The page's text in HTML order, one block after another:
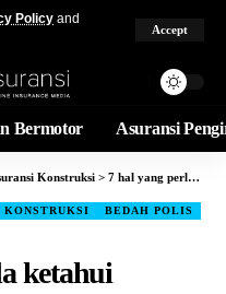
Policy and
Accept
Bermotor Asuransi
Konstruksi > 7 hal yang perlu anda ketahui tentang Klausula Cessation of Work dari polis CAR/EAER
KONSTRUKSI
BEDAH POLIS
ketahui